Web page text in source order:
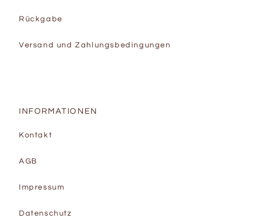
Rückgabe
Versand und Zahlungsbedingungen
INFORMATIONEN
Kontakt
AGB
Impressum
Datenschutz